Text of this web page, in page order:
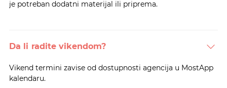
je potreban dodatni materijal ili priprema.
Da li radite vikendom?
Vikend termini zavise od dostupnosti agencija u MostApp
kalendaru.